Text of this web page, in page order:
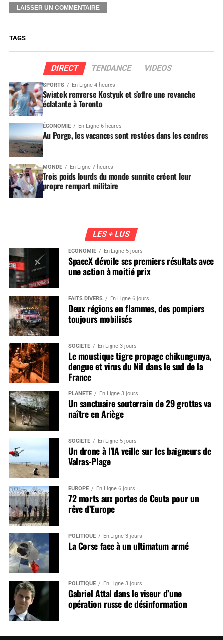
TAGS
DIRECT TENDANCE VIDEOS
SPORTS En Ligne 4 heures
Swiatek renverse Kostyuk et s’offre une revanche
éclatante à Toronto
ÉCONOMIE En Ligne 6 heures
Au Porge, les vacances sont restées dans les cendres
MONDE En Ligne 7 heures
Trois poids lourds du monde sunnite créent leur
propre rempart militaire
LES + LUS
ÉCONOMIE En Ligne 5 jours
SpaceX dévoile ses premiers résultats avec
une action à moitié prix
FAITS DIVERS En Ligne 6 jours
Deux régions en flammes, des pompiers
toujours mobilisés
SOCIÉTÉ En Ligne 3 jours
Le moustique tigre propage chikungunya,
dengue et virus du Nil dans le sud de la
France
PLANÈTE En Ligne 3 jours
Un sanctuaire souterrain de 29 grottes va
naître en Ariège
SOCIÉTÉ En Ligne 5 jours
Un drone à l’IA veille sur les baigneurs de
Valras-Plage
EUROPE En Ligne 6 jours
72 morts aux portes de Ceuta pour un
rêve d’Europe
POLITIQUE En Ligne 3 jours
La Corse face à un ultimatum armé
POLITIQUE En Ligne 3 jours
Gabriel Attal dans le viseur d’une
opération russe de désinformation